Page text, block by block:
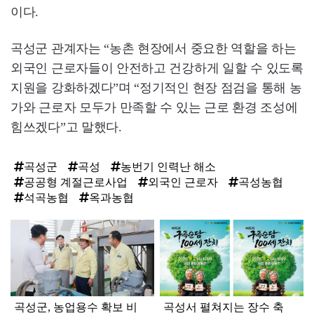
이다.
곡성군 관계자는 “농촌 현장에서 중요한 역할을 하는
외국인 근로자들이 안전하고 건강하게 일할 수 있도록
지원을 강화하겠다”며 “정기적인 현장 점검을 통해 농
가와 근로자 모두가 만족할 수 있는 근로 환경 조성에
힘쓰겠다”고 말했다.
곡성군 곡성
농번기 인력난 해소
공공형 계절근로사업
외국인 근로자
곡성농협
석곡농협
옥과농협
곡성군, 농업용수 확보 비
곡성서 펼쳐지는 장수 축